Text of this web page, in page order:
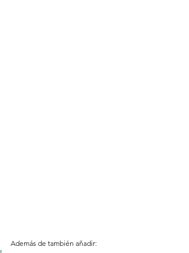
Además de también añadir: